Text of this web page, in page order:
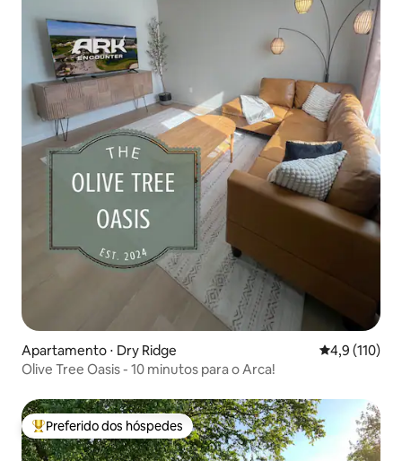
Apartamento ⋅ Dry Ridge 4,9 de uma
4,9 (110)
Olive Tree Oasis - 10 minutos para o Arca!
Entre os melhores preferidos dos hóspedes
Preferido dos hóspedes